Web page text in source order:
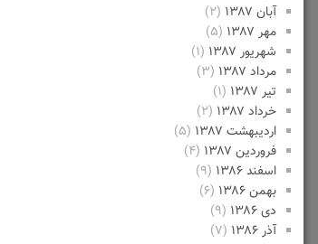
آبان ۱۳۸۷
(۲)
مهر ۱۳۸۷
(۵)
شهریور ۱۳۸۷
(۱)
مرداد ۱۳۸۷
(۳)
تیر ۱۳۸۷
(۱)
خرداد ۱۳۸۷
(۲)
اردیبهشت ۱۳۸۷
(۵)
فروردین ۱۳۸۷
(۴)
اسفند ۱۳۸۶
(۹)
بهمن ۱۳۸۶
(۶)
دی ۱۳۸۶
(۹)
آذر ۱۳۸۶
(۷)